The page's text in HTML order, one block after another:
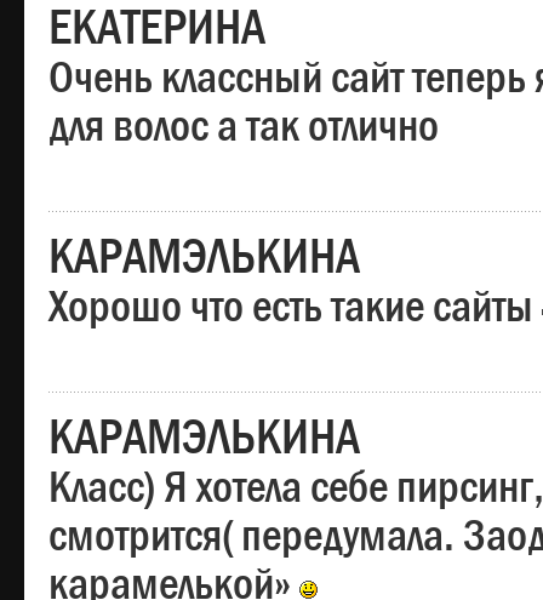
ЕКАТЕРИНА
Очень классный сайт теперь
для волос а так отлично
КАРАМЭЛЬКИНА
Хорошо что есть такие сайты
КАРАМЭЛЬКИНА
Класс) Я хотела себе
смотрится( передумала.
карамелькой»